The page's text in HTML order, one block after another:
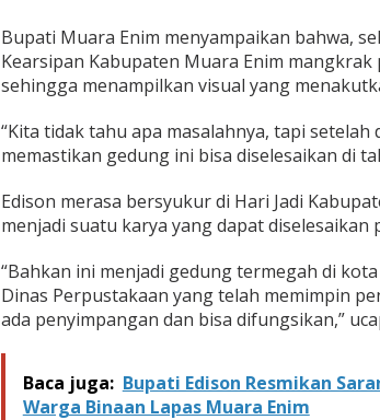
n
M
u
a
a
E
n
m
,
b
a
h
K
a
n
Bupati Muara Enim menyampaikan bahwa,
Kearsipan Kabupaten Muara Enim
sehingga menampilkan visual yang
“Kita tidak tahu apa masalahnya, tapi
memastikan gedung ini bisa diselesaikan di
Edison merasa bersyukur di Hari Jadi
menjadi suatu karya yang dapat diselesaikan
“Bahkan ini menjadi gedung termegah di
Dinas Perpustakaan yang telah memimpin
ada penyimpangan dan bisa difungsikan,”
Baca juga: Bupati Edison Resmikan
Warga Binaan Lapas Muara Enim